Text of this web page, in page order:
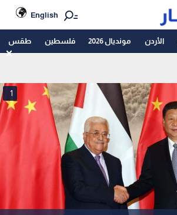
English
الأردن مونديال 2026 فلسطين طقس
1